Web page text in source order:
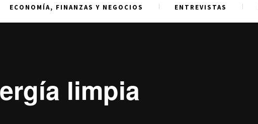
ECONOMÍA, FINANZAS Y NEGOCIOS ENTREVISTAS
limpia